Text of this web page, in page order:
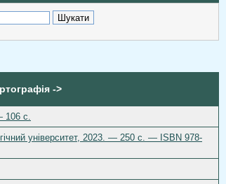
->
106 с.
університет, 2023. — 250 с. — ISBN 978-